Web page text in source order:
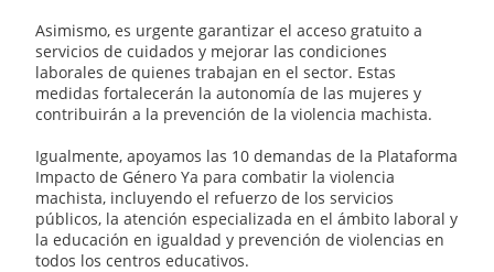
Asimismo, es urgente garantizar el acceso gratuito a
servicios de cuidados y mejorar las condiciones
laborales de quienes trabajan en el sector. Estas
medidas fortalecerán la autonomía de las mujeres y
contribuirán a la prevención de la violencia machista.
Igualmente, apoyamos las 10 demandas de la Plataforma
Impacto de Género Ya para combatir la violencia
machista, incluyendo el refuerzo de los servicios
públicos, la atención especializada en el ámbito laboral y
la educación en igualdad y prevención de violencias en
todos los centros educativos.